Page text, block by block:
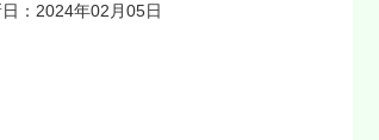
：2024年02月05日